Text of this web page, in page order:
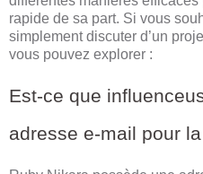
rapide de sa part. Si vous
simplement discuter d’un
vous pouvez explorer :
Est-ce que
adresse e-mail pour